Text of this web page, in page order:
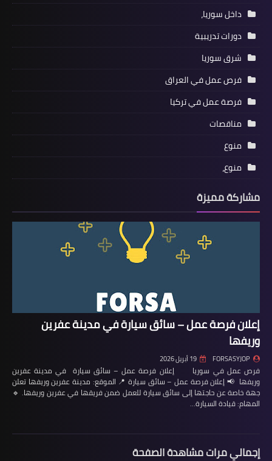
داخل سوريا،
دورات تدريبية
شرق سوريا
فرص عمل في العراق
فرصة عمل في تركيا
مناقصات
منوع
منوع،
مشاركة مميزة
إعلان فرصة عمل – سائق سيارة في مدينة عفرين
وريفها
FORSASYJOP 19 أبريل 2026
فرص عمل في سوريا إعلان فرصة عمل – سائق سيارة في مدينة عفرين
وريفها 📢 إعلان فرصة عمل – سائق سيارة 📍 الموقع: مدينة عفرين وريفها تعلن
جهة خاصة عن حاجتها إلى سائق سيارة للعمل ضمن فريقها في عفرين وريفها. 🔹
المهام: قيادة السيارة…
إجمالي مرات مشاهدة الصفحة